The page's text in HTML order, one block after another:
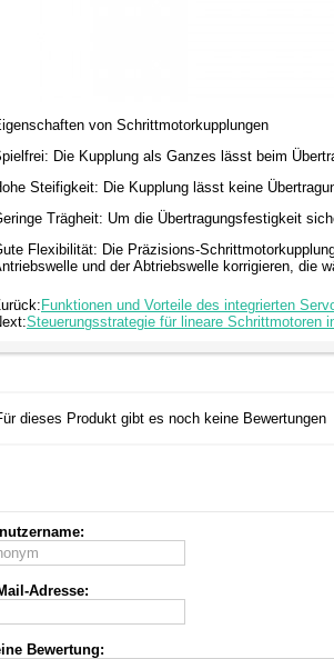
von Schrittmotorkupplungen
Die Kupplung als Ganzes lässt beim
Steifigkeit: Die Kupplung lässt keine
Trägheit: Um die Übertragungsfestigkeit
Flexibilität: Die Präzisions-
und der Abtriebswelle korrigieren, die
Funktionen und Vorteile des integrierten
Steuerungsstrategie für lineare Schrittmotoren
dieses Produkt gibt es noch keine Bewertungen
Adresse:
Bewertung: